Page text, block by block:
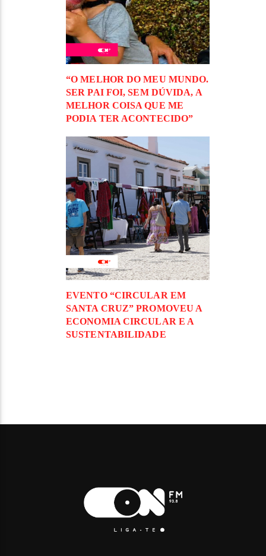
“O MELHOR DO MEU MUNDO.
SER PAI FOI, SEM DÚVIDA, A
MELHOR COISA QUE ME
PODIA TER ACONTECIDO”
EVENTO “CIRCULAR EM
SANTA CRUZ” PROMOVEU A
ECONOMIA CIRCULAR E A
SUSTENTABILIDADE